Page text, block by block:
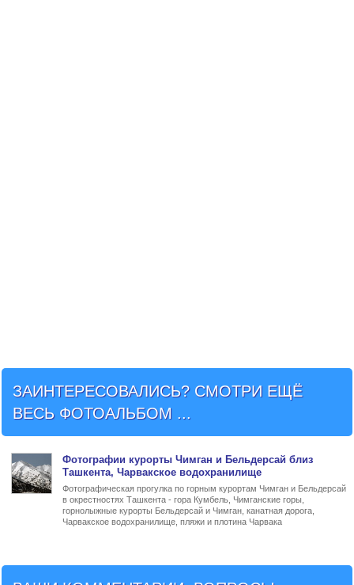
ЗАИНТЕРЕСОВАЛИСЬ? СМОТРИ ЕЩЁ
ВЕСЬ ФОТОАЛЬБОМ ...
Фотографии курорты Чимган и Бельдерсай близ
Ташкента, Чарвакское водохранилище
Фотографическая прогулка по горным курортам Чимган и Бельдерсай
в окрестностях Ташкента - гора Кумбель, Чимганские горы,
горнолыжные курорты Бельдерсай и Чимган, канатная дорога,
Чарвакское водохранилище, пляжи и плотина Чарвака